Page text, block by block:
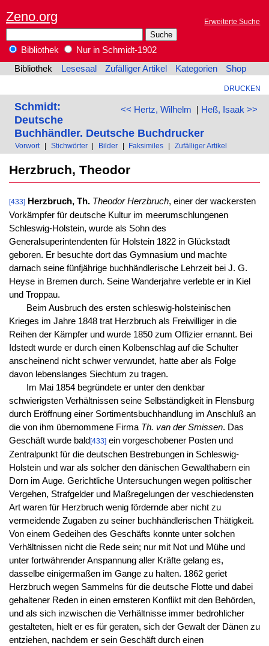
Zeno.org Erweiterte Suche
Bibliothek
Nur in Schmidt-1902
Bibliothek
Lesesaal Zufälliger Artikel Kategorien Shop
DRUCKEN
<< Hertz, Wilhelm | Heß, Isaak >>
Schmidt:
Deutsche
Buchhändler. Deutsche Buchdrucker
Vorwort Stichwörter Bilder Faksimiles Zufälliger Artikel
Herzbruch, Theodor
[433] Herzbruch, Th. Theodor Herzbruch, einer der wackersten
Vorkämpfer für deutsche Kultur im meerumschlungenen
Schleswig-Holstein, wurde als Sohn des
Generalsuperintendenten für Holstein 1822 in Glückstadt
geboren. Er besuchte dort das Gymnasium und machte
darnach seine fünfjährige buchhändlerische Lehrzeit bei J. G.
Heyse in Bremen durch. Seine Wanderjahre verlebte er in Kiel
und Troppau.
Beim Ausbruch des ersten schleswig-holsteinischen
Krieges im Jahre 1848 trat Herzbruch als Freiwilliger in die
Reihen der Kämpfer und wurde 1850 zum Offizier ernannt. Bei
Idstedt wurde er durch einen Kolbenschlag auf die Schulter
anscheinend nicht schwer verwundet, hatte aber als Folge
davon lebenslanges Siechtum zu tragen.
Im Mai 1854 begründete er unter den denkbar
schwierigsten Verhältnissen seine Selbständigkeit in Flensburg
durch Eröffnung einer Sortimentsbuchhandlung im Anschluß an
die von ihm übernommene Firma Th. van der Smissen. Das
Geschäft wurde bald [433]ein vorgeschobener Posten und
Zentralpunkt für die deutschen Bestrebungen in Schleswig-
Holstein und war als solcher den dänischen Gewalthabern ein
Dorn im Auge. Gerichtliche Untersuchungen wegen politischer
Vergehen, Strafgelder und Maßregelungen der veschiedensten
Art waren für Herzbruch wenig fördernde aber nicht zu
vermeidende Zugaben zu seiner buchhändlerischen Thätigkeit.
Von einem Gedeihen des Geschäfts konnte unter solchen
Verhältnissen nicht die Rede sein; nur mit Not und Mühe und
unter fortwährender Anspannung aller Kräfte gelang es,
dasselbe einigermaßen im Gange zu halten. 1862 geriet
Herzbruch wegen Sammelns für die deutsche Flotte und dabei
gehaltener Reden in einen ernsteren Konflikt mit den Behörden,
und als sich inzwischen die Verhältnisse immer bedrohlicher
gestalteten, hielt er es für geraten, sich der Gewalt der Dänen zu
entziehen, nachdem er sein Geschäft durch einen